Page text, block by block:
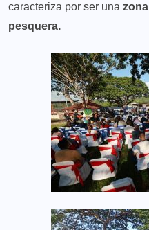
caracteriza por ser una
pesquera.